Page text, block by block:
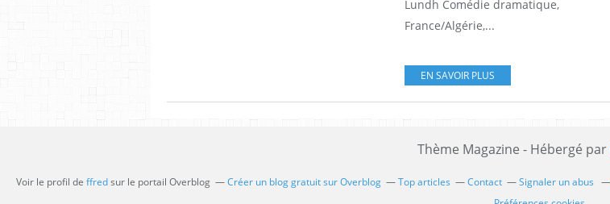
Lundh Comédie dramatique,
France/Algérie,...
EN SAVOIR PLUS
Thème Magazine - Hébergé par
Voir le profil de ffredsur le portail Overblog Créer un blog gratuit sur Overblog Top articles Contact Signaler un abus